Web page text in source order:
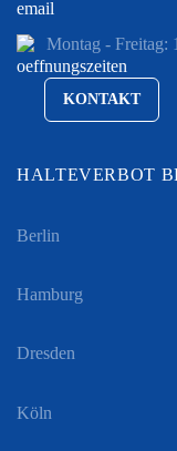
Montag - Freitag:
KONTAKT
HALTEVERBOT
Berlin
Hamburg
Dresden
Köln